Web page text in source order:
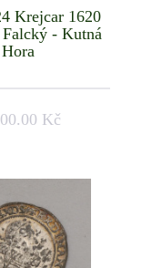
Krejcar 1620
- Kutná
Hora
Kč